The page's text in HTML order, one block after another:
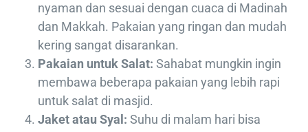
nyaman dan sesuai dengan cuaca di Madinah
dan Makkah. Pakaian yang ringan dan mudah
kering sangat disarankan.
Pakaian untuk Salat: Sahabat mungkin ingin
membawa beberapa pakaian yang lebih rapi
untuk salat di masjid.
Jaket atau Syal: Suhu di malam hari bisa